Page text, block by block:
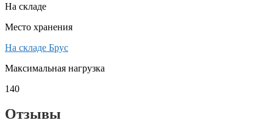
На складе
Место хранения
На складе Брус
Максимальная нагрузка
140
Отзывы